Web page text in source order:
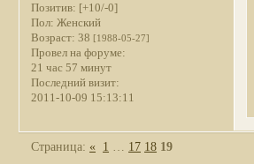
Позитив: [+10/-0]
Пол: Женский
Возраст: 38 [1988-05-27]
Провел на форуме:
21 час 57 минут
Последний визит:
2011-10-09 15:13:11
Страница: « 1 17 18 19